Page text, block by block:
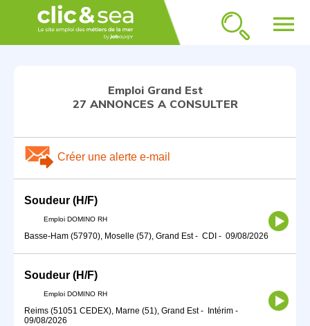
menu
Emploi Grand Est
27 ANNONCES A CONSULTER
Créer une alerte e-mail
Soudeur (H/F)
Emploi DOMINO RH
Basse-Ham (57970), Moselle (57), Grand Est- CDI - 09/08/2026
Soudeur (H/F)
Emploi DOMINO RH
Reims (51051 CEDEX), Marne (51), Grand Est- Intérim -
09/08/2026